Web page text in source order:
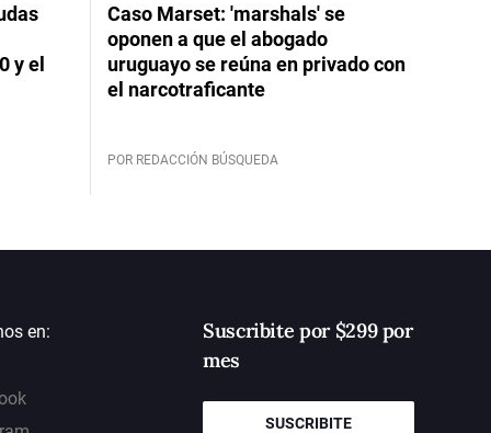
y el
Caso Marset: 'marshals' se
oponen a que el abogado
uruguayo se reúna en privado con
el narcotraficante
POR REDACCIÓN BÚSQUEDA
en:
Suscribite por $299 por
mes
SUSCRIBITE